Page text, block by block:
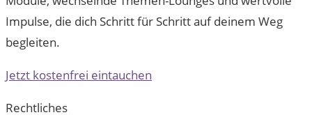
Impulse, die dich Schritt für Schritt auf deinem Weg
begleiten.
Jetzt kostenfrei eintauchen
Rechtliches